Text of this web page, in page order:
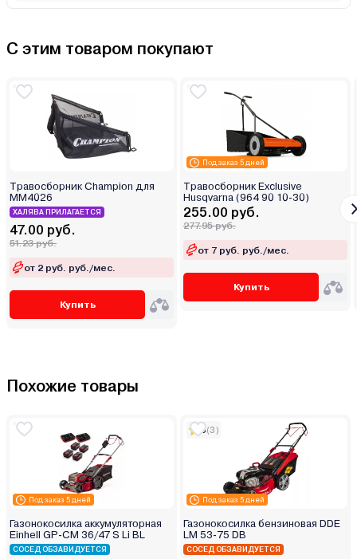
С этим товаром покупают
Травосборник Champion для
MM4026
ХАЛЯВА ПРИЛАГАЕТСЯ
47.00 руб.
51.23 руб.
от 2 руб. руб./мес.
Купить
Под заказ 5 дней
Травосборник Exclusive
Husqvarna (964 90 10-30)
255.00 руб.
277.95 руб.
от 7 руб. руб./мес.
Купить
Похожие товары
Под заказ 5 дней
Газонокосилка аккумуляторная
Einhell GP-CM 36/47 S Li BL
СОСЕД ОБЗАВИДУЕТСЯ
Под заказ 5 дней
5(3)
Газонокосилка бензиновая DDE
LM 53-75 DB
СОСЕД ОБЗАВИДУЕТСЯ